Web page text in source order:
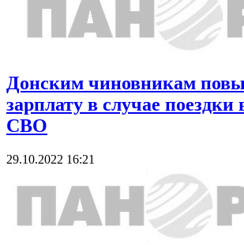
Донским чиновникам
зарплату в случае поездки
СВО
29.10.2022 16:21